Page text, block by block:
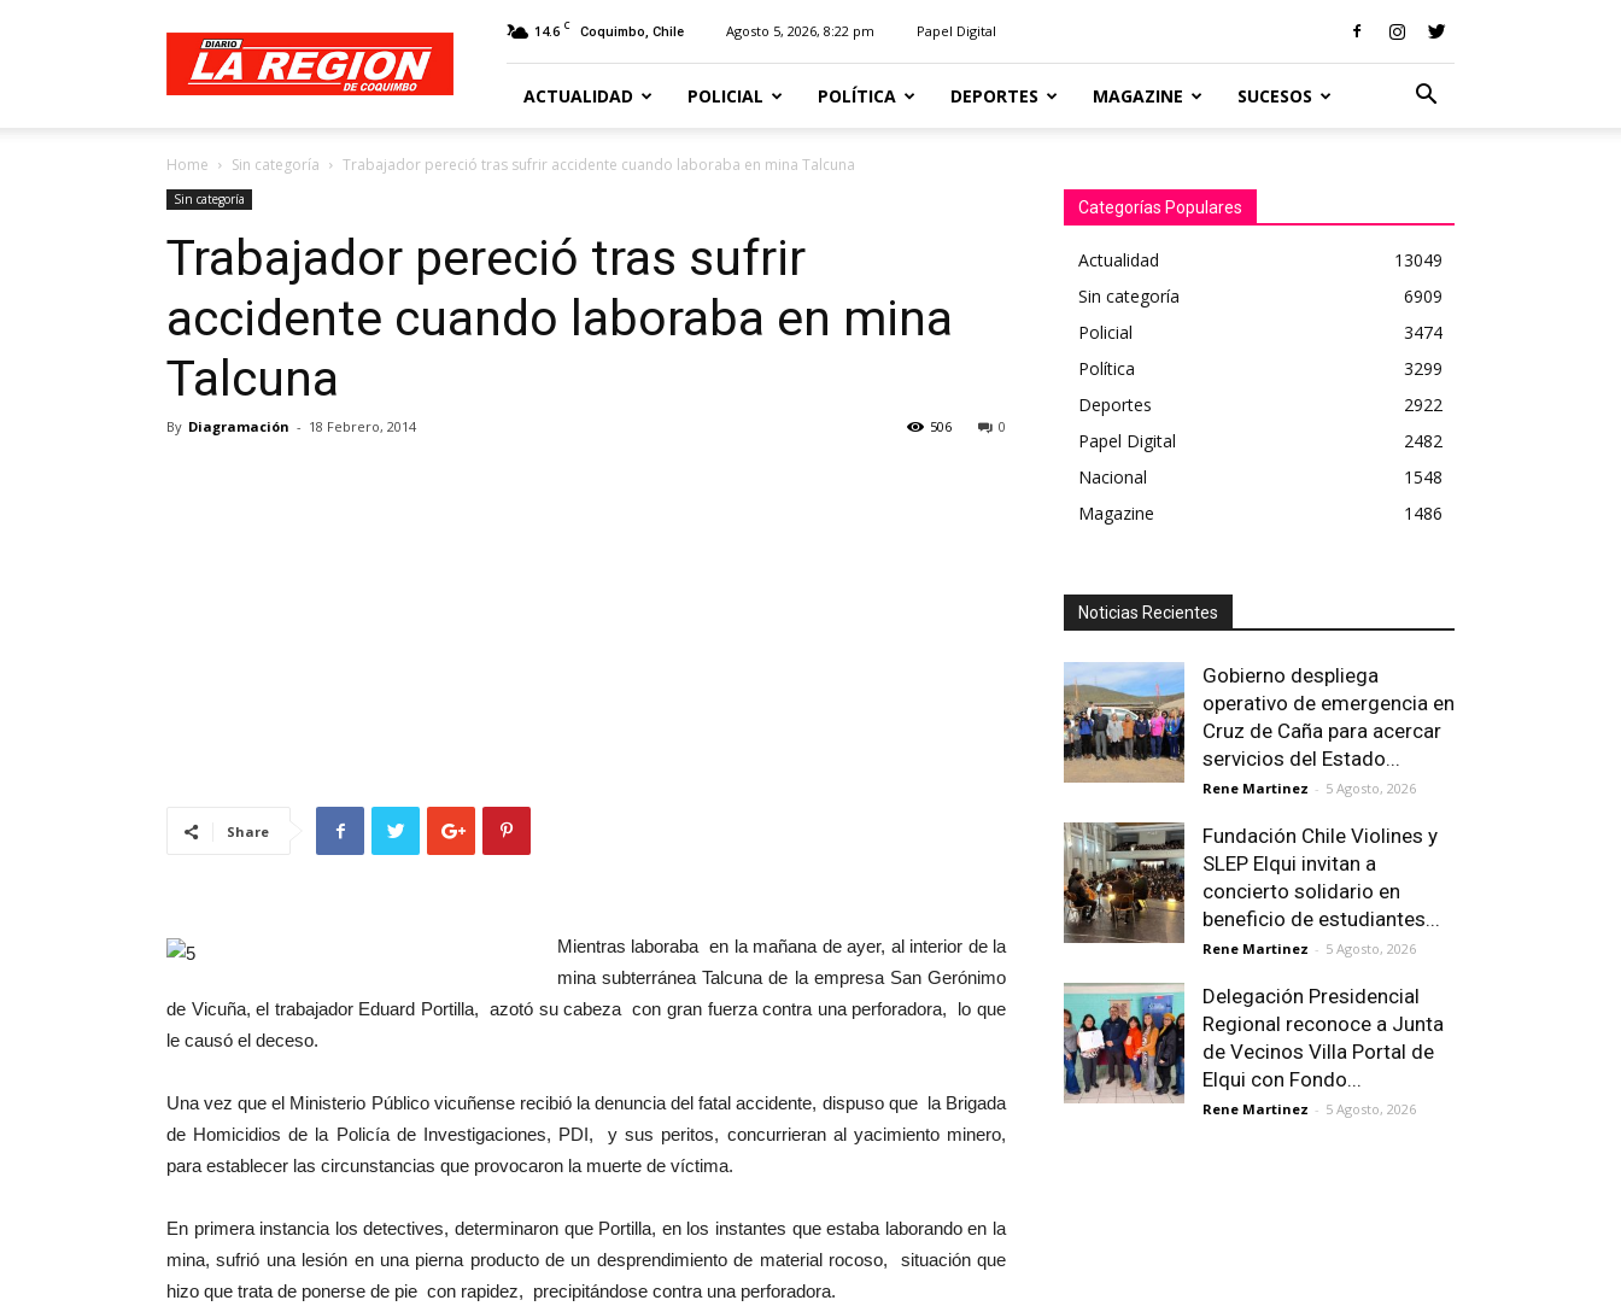
Diario
Región
14.6 C Coquimbo, Chile Agosto 5, 2026, 8:22 pm Papel Digital
ACTUALIDAD POLICIAL POLÍTICA DEPORTES MAGAZINE SUCESOS
Home Sin categoría Trabajador pereció tras sufrir accidente cuando laboraba en mina Talcuna
Sin categoría
Trabajador pereció tras sufrir
accidente cuando laboraba en mina
Talcuna
By Diagramación - 18 Febrero, 2014 0
506
Share
Mientras laboraba en la mañana de ayer, al interior de la
mina subterránea Talcuna de la empresa San Gerónimo
de Vicuña, el trabajador Eduard Portilla, azotó su cabeza con gran fuerza contra una perforadora, lo que
le causó el deceso.
Una vez que el Ministerio Público vicuñense recibió la denuncia del fatal accidente, dispuso que la Brigada
de Homicidios de la Policía de Investigaciones, PDI, y sus peritos, concurrieran al yacimiento minero,
para establecer las circunstancias que provocaron la muerte de víctima.
En primera instancia los detectives, determinaron que Portilla, en los instantes que estaba laborando en la
mina, sufrió una lesión en una pierna producto de un desprendimiento de material rocoso, situación que
hizo que trata de ponerse de pie con rapidez, precipitándose contra una perforadora.
Categorías Populares
Actualidad
13049
Sin categoría
6909
Policial
3474
Política
3299
Deportes
2922
Papel Digital
2482
Nacional
1548
Magazine
1486
Noticias Recientes
Gobierno despliega
operativo de emergencia en
Cruz de Caña para acercar
servicios del Estado...
Rene Martinez - 5 Agosto, 2026
Fundación Chile Violines y
SLEP Elqui invitan a
concierto solidario en
beneficio de estudiantes...
Rene Martinez - 5 Agosto, 2026
Delegación Presidencial
Regional reconoce a Junta
de Vecinos Villa Portal de
Elqui con Fondo...
Rene Martinez - 5 Agosto, 2026